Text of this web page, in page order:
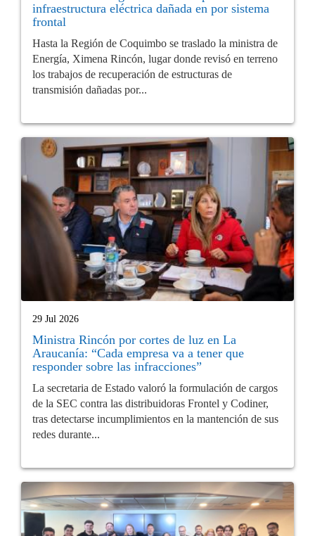
infraestructura eléctrica dañada en por sistema
frontal
Hasta la Región de Coquimbo se traslado la ministra de
Energía, Ximena Rincón, lugar donde revisó en terreno
los trabajos de recuperación de estructuras de
transmisión dañadas por...
29 Jul 2026
Ministra Rincón por cortes de luz en La
Araucanía: “Cada empresa va a tener que
responder sobre las infracciones”
La secretaria de Estado valoró la formulación de cargos
de la SEC contra las distribuidoras Frontel y Codiner,
tras detectarse incumplimientos en la mantención de sus
redes durante...